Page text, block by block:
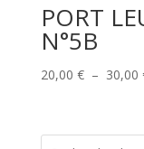
PORT
N°5B
20,00 € – 30,00